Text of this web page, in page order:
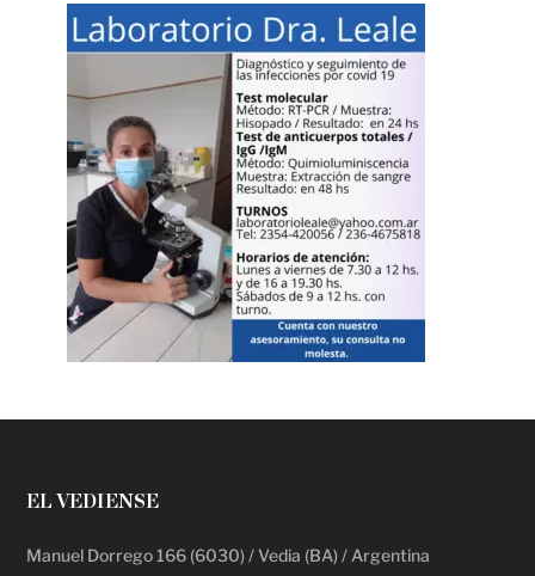
EL VEDIENSE
Manuel Dorrego 166 (6030) / Vedia (BA) / Argentina